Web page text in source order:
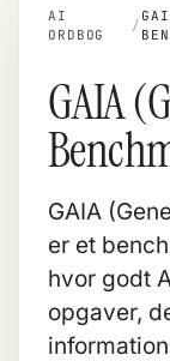
AI
ORDBOG
/
GAIA
GAIA
er et
hvor godt
opgaver,